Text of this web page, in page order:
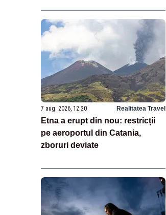
7 aug. 2026, 12:20 Realitatea Travel
Etna a erupt din nou: restricții
pe aeroportul din Catania,
zboruri deviate